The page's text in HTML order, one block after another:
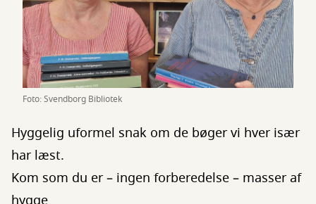
Foto: Svendborg Bibliotek
Hyggelig uformel snak om de bøger vi hver især
har læst.
Kom som du er – ingen forberedelse – masser af